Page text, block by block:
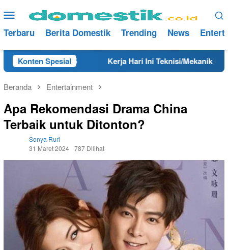
ke
konten
Menu
Mobile
Terbaru Berita Domestik Trending News
Konten Spesial
2025 Kerja Hari Ini Teknisi/Mekanik DAMRI
Beranda Entertainment
Apa Rekomendasi Drama China
Terbaik untuk Ditonton?
Sonya Ruri
31 Maret 2024 787 Dilihat